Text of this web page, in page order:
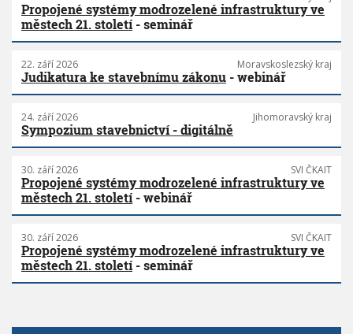
Propojené systémy modrozelené infrastruktury ve
městech 21. století- seminář
22. září 2026 Moravskoslezský kraj
Judikatura ke stavebnímu zákonu - webinář
24. září 2026 Jihomoravský kraj
Sympozium stavebnictví - digitálně
30. září 2026 SVI ČKAIT
Propojené systémy modrozelené infrastruktury ve
městech 21. století- webinář
30. září 2026 SVI ČKAIT
Propojené systémy modrozelené infrastruktury ve
městech 21. století- seminář